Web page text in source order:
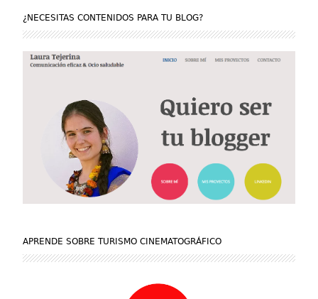
¿NECESITAS CONTENIDOS PARA TU BLOG?
APRENDE SOBRE TURISMO CINEMATOGRÁFICO